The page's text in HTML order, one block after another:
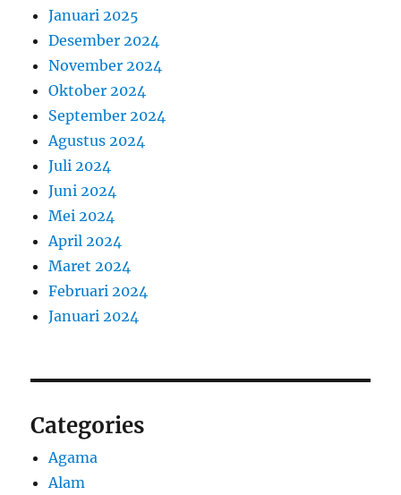
Januari 2025
Desember 2024
November 2024
Oktober 2024
September 2024
Agustus 2024
Juli 2024
Juni 2024
Mei 2024
April 2024
Maret 2024
Februari 2024
Januari 2024
Categories
Agama
Alam